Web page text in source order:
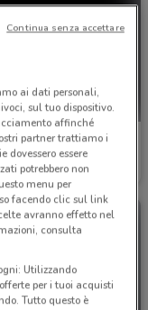
31/12
ai dati personali,
sul tuo dispositivo.
affinché
partner trattiamo i
dovessero essere
potrebbero non
menu per
facendo clic sul link
avranno effetto nel
consulta
Utilizzando
per i tuoi acquisti
Tutto questo è
Continua senza accettare